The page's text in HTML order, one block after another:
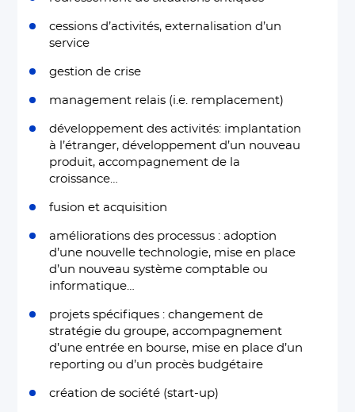
cessions d’activités, externalisation d’un
service
gestion de crise
management relais (i.e. remplacement)
développement des activités: implantation
à l’étranger, développement d’un nouveau
produit, accompagnement de la
croissance…
fusion et acquisition
améliorations des processus : adoption
d’une nouvelle technologie, mise en place
d’un nouveau système comptable ou
informatique…
projets spécifiques : changement de
stratégie du groupe, accompagnement
d’une entrée en bourse, mise en place d’un
reporting ou d’un procès budgétaire
création de société (start-up)